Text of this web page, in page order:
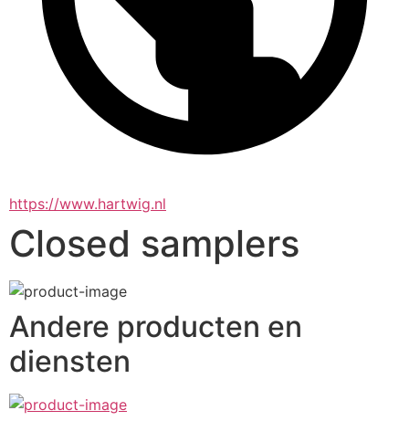
https://www.hartwig.nl
Closed samplers
Andere producten en
diensten